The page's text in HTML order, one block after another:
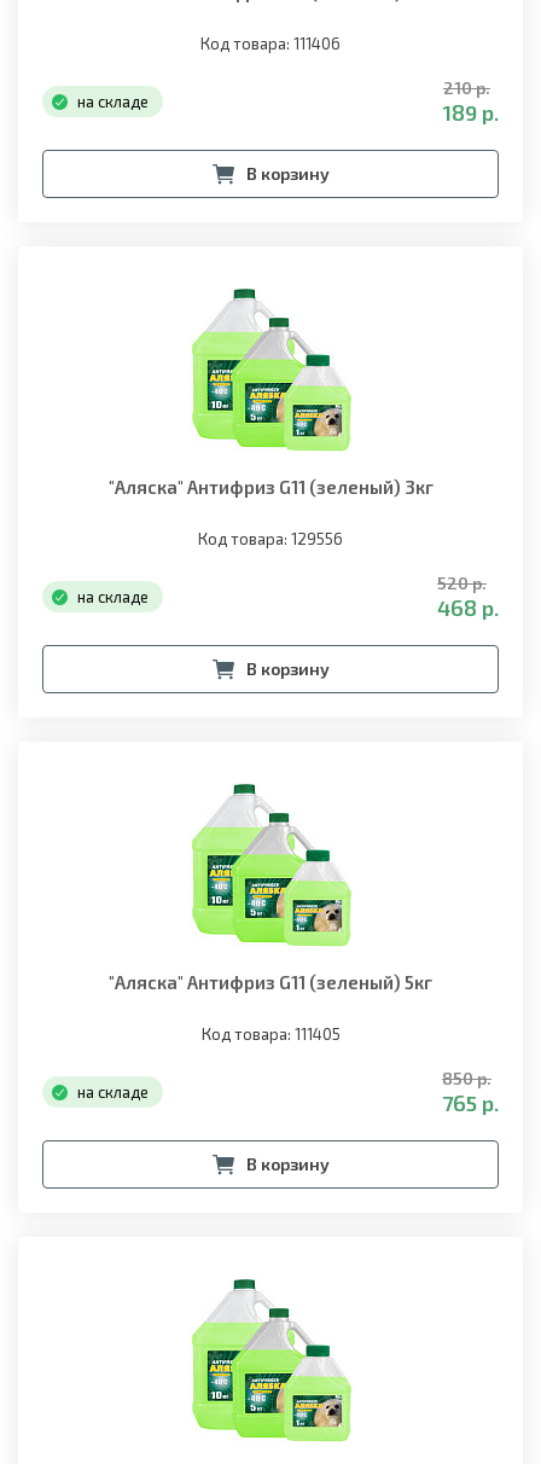
Код товара: 111406
на складе
210 р.
189 р.
В корзину
"Аляска" Антифриз G11 (зеленый) 3кг
Код товара: 129556
на складе
520 р.
468 р.
В корзину
"Аляска" Антифриз G11 (зеленый) 5кг
Код товара: 111405
на складе
850 р.
765 р.
В корзину